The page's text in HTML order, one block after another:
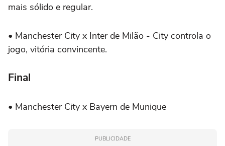
mais sólido e regular.
• Manchester City x Inter de Milão - City controla o
jogo, vitória convincente.
Final
• Manchester City x Bayern de Munique
PUBLICIDADE